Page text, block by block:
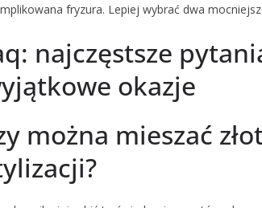
fryzura. Lepiej wybrać dwa
najczęstsze
okazje
można mieszać